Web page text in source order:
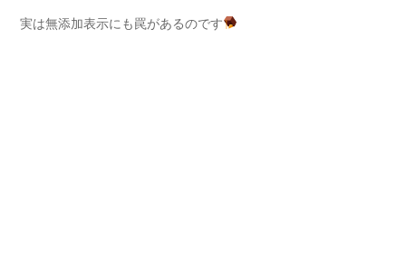
実は無添加表示にも罠があるのです